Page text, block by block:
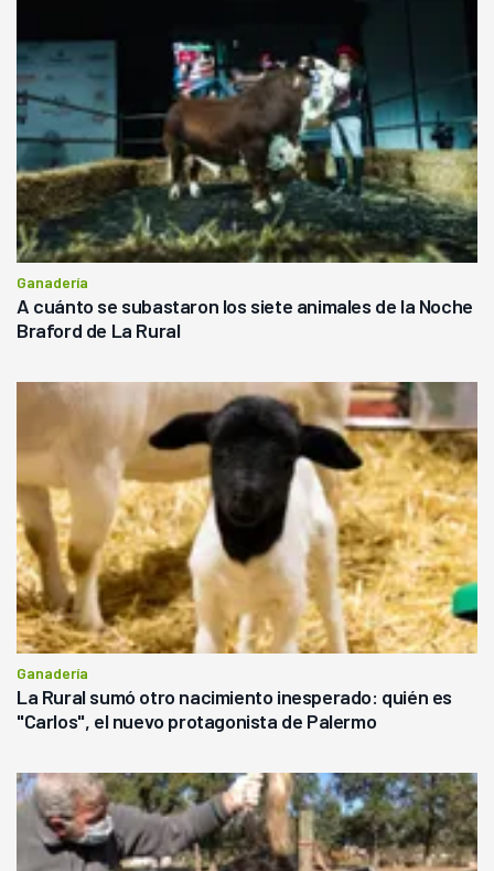
Ganadería
A cuánto se subastaron los siete animales de la Noche
Braford de La Rural
Ganadería
La Rural sumó otro nacimiento inesperado: quién es
"Carlos", el nuevo protagonista de Palermo